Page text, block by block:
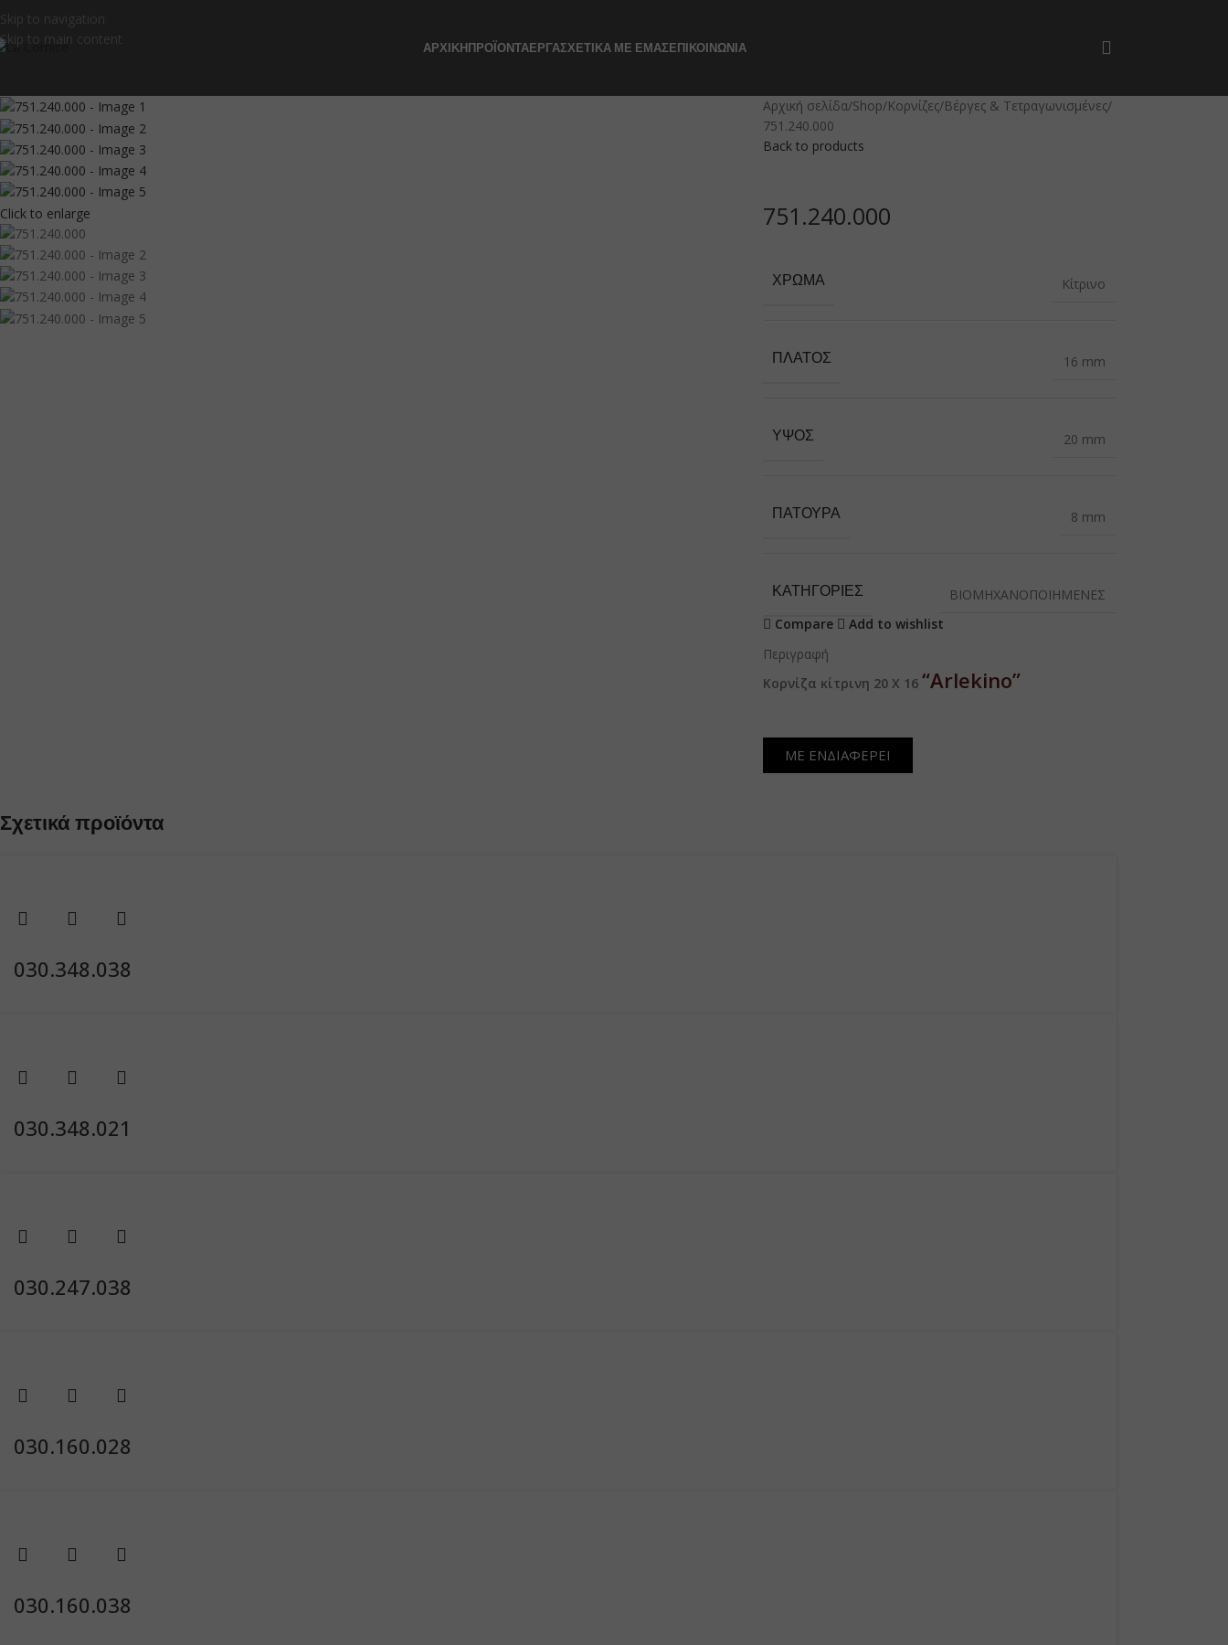
Skip to navigation
Skip to main content
ΑΡΧΙΚΉΠΡΟΪΌΝΤΑΈΡΓΑΣΧΕΤΙΚΆ ΜΕ ΕΜΆΣΕΠΙΚΟΙΝΩΝΊΑ
Click to enlarge
Αρχική σελίδα Shop Κορνίζες Βέργες & Τετραγωνισμένες
751.240.000
Back to products
751.240.000
ΧΡΏΜΑ Κίτρινο
ΠΛΆΤΟΣ 16 mm
ΎΨΟΣ 20 mm
ΠΑΤΟΎΡΑ 8 mm
ΚΑΤΗΓΟΡΙΕΣ
ΒΙΟΜΗΧΑΝΟΠΟΙΗΜΕΝΕΣ
Compare
Add to wishlist
Περιγραφή
Κορνίζα κίτρινη 20 Χ 16 “Arlekino”
ΜΕ ΕΝΔΙΑΦΕΡΕΙ
Σχετικά προϊόντα
030.348.038
030.348.021
030.247.038
030.160.028
030.160.038